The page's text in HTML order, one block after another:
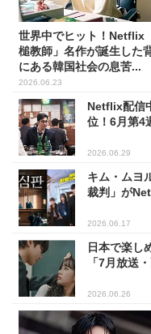
世界中でヒット！Netflix
槌教師」名作が誕生した
にある韓国社会の息苦...
2026.06.23
Netflix配信
位！6月第4
2026.06.29
キム・ムヨ
裁判」が
2026.06.17
日本で楽し
「7月放送
2026.06.26